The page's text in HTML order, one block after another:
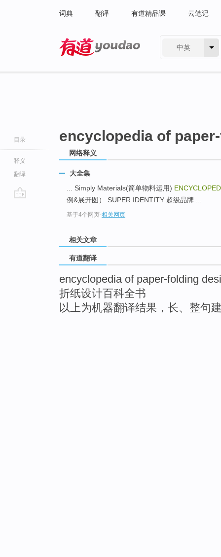
词典 翻译 有道精品课 云笔记
中英
目录
释义
翻译
encyclopedia of
网络释义
大全集
... Simply Materials(简单物料运用)
例&展开图） SUPER IDENTITY 超级品牌 ...
基于4个网页-相关网页
相关文章
有道翻译
encyclopedia of paper-folding
折纸设计百科全书
以上为机器翻译结果，长、整句